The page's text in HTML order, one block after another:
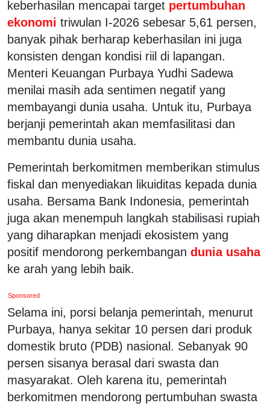
keberhasilan mencapai target pertumbuhan
ekonomi triwulan I-2026 sebesar 5,61 persen,
banyak pihak berharap keberhasilan ini juga
konsisten dengan kondisi riil di lapangan.
Menteri Keuangan Purbaya Yudhi Sadewa
menilai masih ada sentimen negatif yang
membayangi dunia usaha. Untuk itu, Purbaya
berjanji pemerintah akan memfasilitasi dan
membantu dunia usaha.
Pemerintah berkomitmen memberikan stimulus
fiskal dan menyediakan likuiditas kepada dunia
usaha. Bersama Bank Indonesia, pemerintah
juga akan menempuh langkah stabilisasi rupiah
yang diharapkan menjadi ekosistem yang
positif mendorong perkembangan dunia usaha
ke arah yang lebih baik.
Sponsored
Selama ini, porsi belanja pemerintah, menurut
Purbaya, hanya sekitar 10 persen dari produk
domestik bruto (PDB) nasional. Sebanyak 90
persen sisanya berasal dari swasta dan
masyarakat. Oleh karena itu, pemerintah
berkomitmen mendorong pertumbuhan swasta